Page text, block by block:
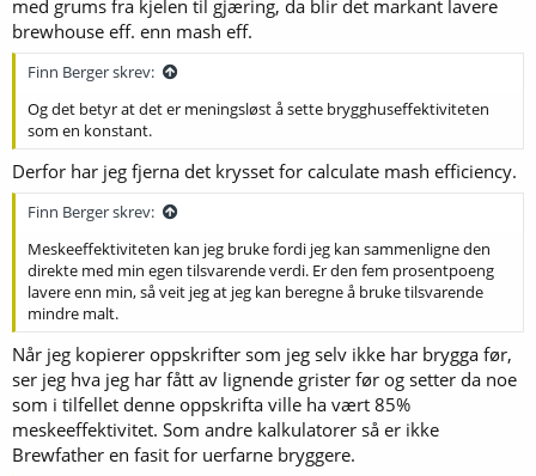
med grums fra kjelen til gjæring, da blir det markant lavere
brewhouse eff. enn mash eff.
Finn Berger skrev:
Og det betyr at det er meningsløst å sette brygghuseffektiviteten
som en konstant.
Derfor har jeg fjerna det krysset for calculate mash efficiency.
Finn Berger skrev:
Meskeeffektiviteten kan jeg bruke fordi jeg kan sammenligne den
direkte med min egen tilsvarende verdi. Er den fem prosentpoeng
lavere enn min, så veit jeg at jeg kan beregne å bruke tilsvarende
mindre malt.
Når jeg kopierer oppskrifter som jeg selv ikke har brygga før,
ser jeg hva jeg har fått av lignende grister før og setter da noe
som i tilfellet denne oppskrifta ville ha vært 85%
meskeeffektivitet. Som andre kalkulatorer så er ikke
Brewfather en fasit for uerfarne bryggere.